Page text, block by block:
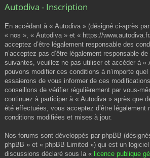
s
Autodiva - Inscription
En accédant à « Autodiva » (désigné ci-après
« nos », « Autodiva » et « https://
acceptez d’être légalement responsable des
n’acceptez pas d’être légalement responsable
suivantes, veuillez ne pas utiliser et accéder à «
pouvons modifier ces conditions à n’importe
essaierons de vous informer de ces
conseillons de vérifier régulièrement par vous-
continuez à participer à « Autodiva » après que
été effectuées, vous acceptez d’être légalement
conditions modifiées et mises à jour.
Nos forums sont développés par phpBB
phpBB » et « phpBB Limited ») qui est un
discussions déclaré sous la « licence publique